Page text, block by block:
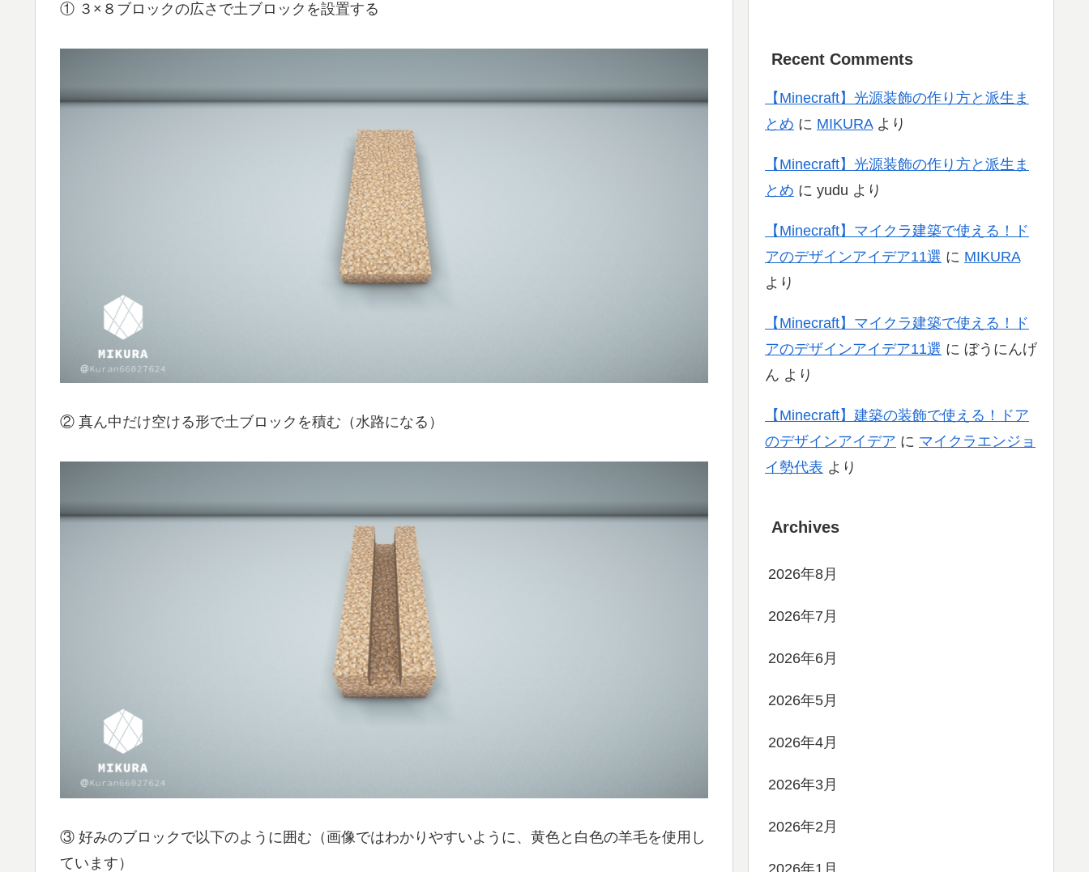
① ３×８ブロックの広さで土ブロックを設置する
② 真ん中だけ空ける形で土ブロックを積む（水路になる）
③ 好みのブロックで以下のように囲む（画像ではわかりやすいように、黄色と白色の羊毛を使用し
ています）
Recent Comments
【Minecraft】光源装飾の作り方と派生ま
とめ に MIKURAより
【Minecraft】光源装飾の作り方と派生ま
とめ に yudu より
【Minecraft】マイクラ建築で使える！ド
アのデザインアイデア11選 に MIKURA
より
【Minecraft】マイクラ建築で使える！ド
アのデザインアイデア11選 に ぼうにんげ
ん より
【Minecraft】建築の装飾で使える！ドア
のデザインアイデア に マイクラエンジョ
イ勢代表 より
Archives
2026年8月
2026年7月
2026年6月
2026年5月
2026年4月
2026年3月
2026年2月